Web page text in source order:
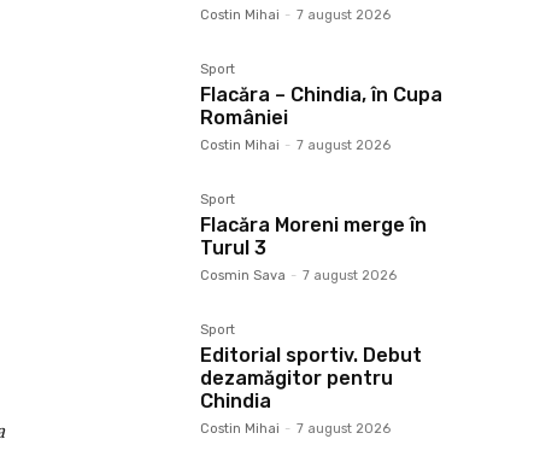
Costin Mihai - 7 august 2026
Sport
Flacăra – Chindia, în Cupa
României
Costin Mihai - 7 august 2026
Sport
Flacăra Moreni merge în
Turul 3
Cosmin Sava - 7 august 2026
Sport
Editorial sportiv. Debut
dezamăgitor pentru
Chindia
Costin Mihai - 7 august 2026